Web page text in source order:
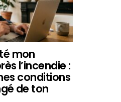
mon
l’incendie :
conditions
de ton